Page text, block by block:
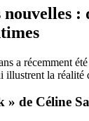
:
a récemment
illustrent la
» de Céline